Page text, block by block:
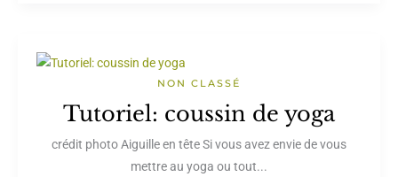
NON CLASSÉ
Tutoriel: coussin de yoga
crédit photo Aiguille en tête Si vous avez envie de vous
mettre au yoga ou tout...